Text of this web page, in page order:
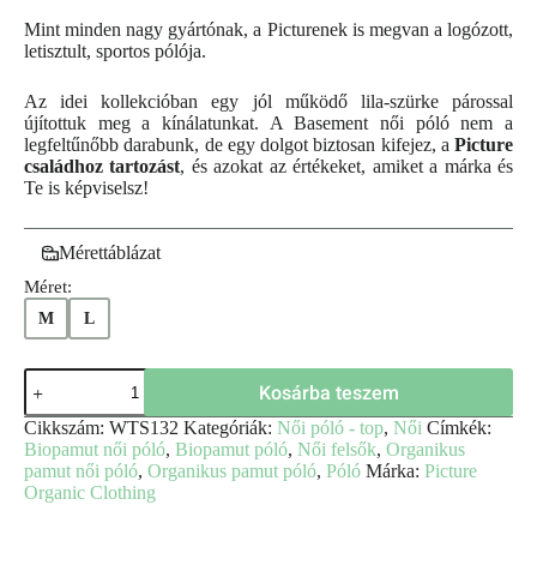
Mint minden nagy gyártónak, a Picturenek is megvan a logózott,
letisztult, sportos pólója.
Az idei kollekcióban egy jól működő lila-szürke párossal
újítottuk meg a kínálatunkat. A Basement női póló nem a
legfeltűnőbb darabunk, de egy dolgot biztosan kifejez, a Picture
családhoz tartozást, és azokat az értékeket, amiket a márka és
Te is képviselsz!
Mérettáblázat
Méret:
M L
Kosárba teszem
Cikkszám: WTS132 Kategóriák: Női póló - top, Női Címkék:
Biopamut női póló, Biopamut póló, Női felsők, Organikus
pamut női póló, Organikus pamut póló, Póló Márka: Picture
Organic Clothing